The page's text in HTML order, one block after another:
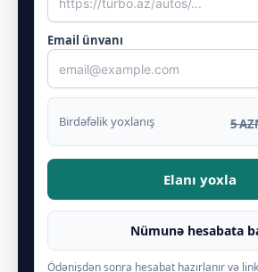
Email ünvanı
Birdəfəlik yoxlanış 5
Elanı yoxla
Nümunə hesabata
Ödənişdən sonra hesabat hazırlanır və